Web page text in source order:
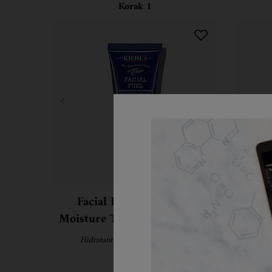
Korak 1
Facial Fuel Energizing
Moisture Treatment for Men
Hidratantna krema za muškarce.